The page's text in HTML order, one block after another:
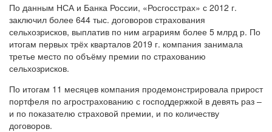
По данным НСА и Банка России, «Росгосстрах» с 2012 г.
заключил более 644 тыс. договоров страхования
сельхозрисков, выплатив по ним аграриям более 5 млрд р. По
итогам первых трёх кварталов 2019 г. компания занимала
третье место по объёму премии по страхованию
сельхозрисков.
По итогам 11 месяцев компания продемонстрировала прирост
портфеля по агрострахованию с господдержкой в девять раз –
и по показателю страховой премии, и по количеству
договоров.